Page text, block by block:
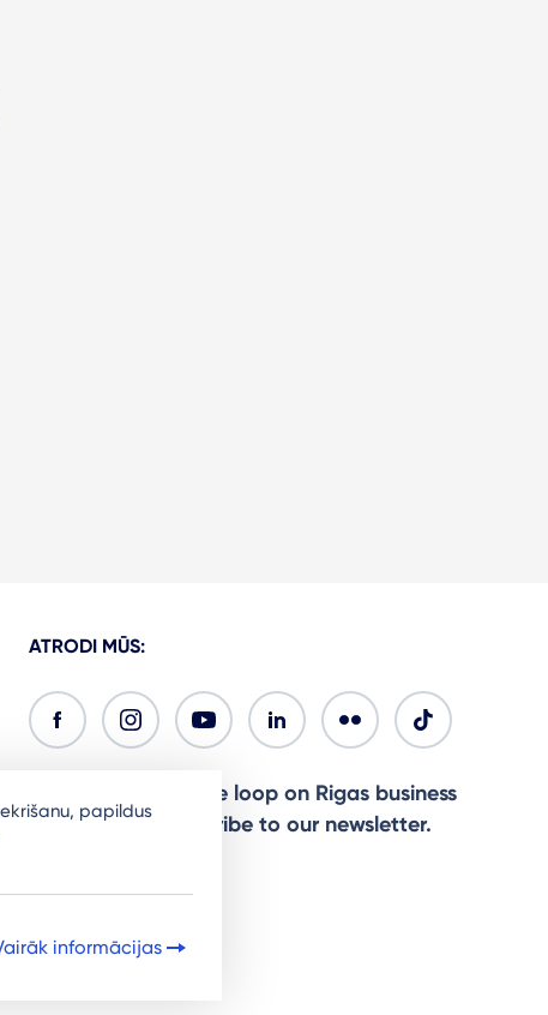
ATRODI MŪS:
Ready to stay in the loop on Rigas business
community? Subscribe to our newsletter.
papildus
informācijas